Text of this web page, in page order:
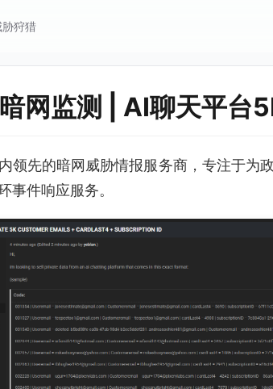
狩猎
网监测 | AI聊天平台
领先的暗网威胁情报服务商，专注于为
事件响应服务。